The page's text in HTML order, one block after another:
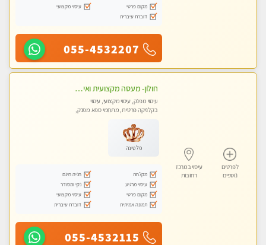
מקום פרטי
עיסוי מקצועי
דוברת עיברית
055-4532207
לפרטים
נוספים
עיסוי במרכז
רחובות
חולון- מעסה מקצועית ואיכותי
עיסוי מפנק, עיסוי מקצועי, עיסוי
בקלניקה פרטית, מתחמי ספא מפנק,
פלטינה
מקלחת
חניה חינם
עיסוי מרגיע
נקי ומסודר
מקום פרטי
עיסוי מקצועי
תמונה אמיתית
דוברת עיברית
055-4532115